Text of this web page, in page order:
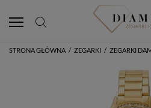
STRONA GŁÓWNA / ZEGARKI / ZEGARKI